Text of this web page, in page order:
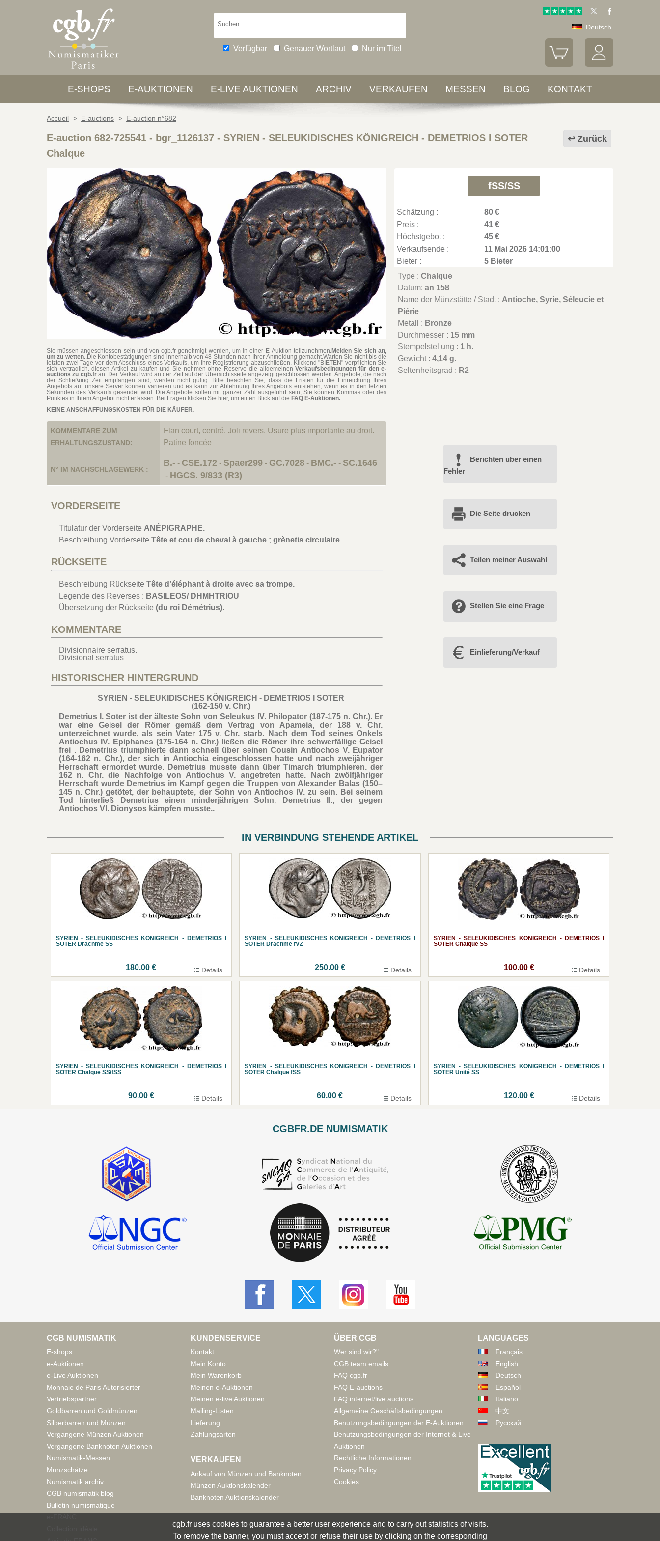
Verfügbar Genauer Wortlaut Nur im Titel
Deutsch
E-SHOPS E-AUKTIONEN E-LIVE AUKTIONEN ARCHIV VERKAUFEN MESSEN BLOG KONTAKT
Accueil > E-auctions > E-auction n°682
Zurück
E-auction 682-725541 - bgr_1126137 - SYRIEN - SELEUKIDISCHES KÖNIGREICH - DEMETRIOS I SOTER
Chalque
Sie müssen angeschlossen sein und von cgb.fr genehmigt werden, um in einer E-Auktion teilzunehmen. Melden Sie sich an,
um zu wetten..Die Kontobestätigungen sind innerhalb von 48 Stunden nach Ihrer Anmeldung gemacht.Warten Sie nicht bis die
letzten zwei Tage vor dem Abschluss eines Verkaufs, um Ihre Registrierung abzuschließen. Klickend "BIETEN" verpflichten Sie
sich vertraglich, diesen Artikel zu kaufen und Sie nehmen ohne Reserve die allgemeinenVerkaufsbedingungen für den e-
auctions zu cgb.fran. Der Verkauf wird an der Zeit auf der Übersichtsseite angezeigt geschlossen werden. Angebote, die nach
der Schließung Zeit empfangen sind, werden nicht gültig. Bitte beachten Sie, dass die Fristen für die Einreichung Ihres
Angebots auf unsere Server können variieren und es kann zur Ablehnung Ihres Angebots entstehen, wenn es in den letzten
Sekunden des Verkaufs gesendet wird. Die Angebote sollen mit ganzer Zahl ausgeführt sein, Sie können Kommas oder des
Punktes in Ihrem Angebot nicht erfassen. Bei Fragen klicken Sie hier, um einen Blick auf die FAQ E-Auktionen.
KEINE ANSCHAFFUNGSKOSTEN FÜR DIE KÄUFER.
fSS/SS
Schätzung :
80 €
Preis :
41 €
Höchstgebot :
45 €
Verkaufsende :
11 Mai 2026 14:01:00
Bieter :
5 Bieter
Type :Chalque
Datum:an 158
Name der Münzstätte / Stadt : Antioche, Syrie, Séleucie et
Piérie
Metall : Bronze
Durchmesser : 15 mm
Stempelstellung : 1 h.
Gewicht :4,14 g.
Seltenheitsgrad : R2
KOMMENTARE ZUM
ERHALTUNGSZUSTAND:
Flan court, centré. Joli revers. Usure plus importante au droit.
Patine foncée
N° IM NACHSCHLAGEWERK :
B.- - CSE.172 - Spaer299 - GC.7028 - BMC.- - SC.1646
- HGCS. 9/833 (R3)
VORDERSEITE
Titulatur der Vorderseite ANÉPIGRAPHE.
Beschreibung Vorderseite Tête et cou de cheval à gauche ; grènetis circulaire.
RÜCKSEITE
Beschreibung Rückseite Tête d’éléphant à droite avec sa trompe.
Legende des Reverses : BASILEOS/ DHMHTRIOU
Übersetzung der Rückseite (du roi Démétrius).
KOMMENTARE
Divisionnaire serratus.
Divisional serratus
HISTORISCHER HINTERGRUND
SYRIEN - SELEUKIDISCHES KÖNIGREICH - DEMETRIOS I SOTER
(162-150 v. Chr.)
Demetrius I. Soter ist der älteste Sohn von Seleukus IV. Philopator (187-175 n. Chr.). Er
war eine Geisel der Römer gemäß dem Vertrag von Apameia, der 188 v. Chr.
unterzeichnet wurde, als sein Vater 175 v. Chr. starb. Nach dem Tod seines Onkels
Antiochus IV. Epiphanes (175-164 n. Chr.) ließen die Römer ihre schwerfällige Geisel
frei . Demetrius triumphierte dann schnell über seinen Cousin Antiochos V. Eupator
(164-162 n. Chr.), der sich in Antiochia eingeschlossen hatte und nach zweijähriger
Herrschaft ermordet wurde. Demetrius musste dann über Timarch triumphieren, der
162 n. Chr. die Nachfolge von Antiochus V. angetreten hatte. Nach zwölfjähriger
Herrschaft wurde Demetrius im Kampf gegen die Truppen von Alexander Balas (150–
145 n. Chr.) getötet, der behauptete, der Sohn von Antiochos IV. zu sein. Bei seinem
Tod hinterließ Demetrius einen minderjährigen Sohn, Demetrius II., der gegen
Antiochos VI. Dionysos kämpfen musste..
Berichten über einen
Fehler
Die Seite drucken
Teilen meiner Auswahl
Stellen Sie eine Frage
Einlieferung/Verkauf
IN VERBINDUNG STEHENDE ARTIKEL
SYRIEN - SELEUKIDISCHES KÖNIGREICH - DEMETRIOS I
SOTER Drachme SS
180.00 € Details
SYRIEN - SELEUKIDISCHES KÖNIGREICH - DEMETRIOS I
SOTER Drachme fVZ
250.00 € Details
SYRIEN - SELEUKIDISCHES KÖNIGREICH - DEMETRIOS I
SOTER Chalque SS
100.00 € Details
SYRIEN - SELEUKIDISCHES KÖNIGREICH - DEMETRIOS I
SOTER Chalque SS/fSS
90.00 € Details
SYRIEN - SELEUKIDISCHES KÖNIGREICH - DEMETRIOS I
SOTER Chalque fSS
60.00 € Details
SYRIEN - SELEUKIDISCHES KÖNIGREICH - DEMETRIOS I
SOTER Unité SS
120.00 € Details
CGBFR.DE NUMISMATIK
CGB NUMISMATIK
E-shops
e-Auktionen
e-Live Auktionen
Monnaie de Paris Autorisierter
Vertriebspartner
Goldbarren und Goldmünzen
Silberbarren und Münzen
Vergangene Münzen Auktionen
Vergangene Banknoten Auktionen
Numismatik-Messen
Münzschätze
Numismatik archiv
CGB numismatik blog
Bulletin numismatique
KUNDENSERVICE
Kontakt
Mein Konto
Mein Warenkorb
Meinen e-Auktionen
Meinen e-live Auktionen
Mailing-Listen
Lieferung
Zahlungsarten
VERKAUFEN
Ankauf von Münzen und Banknoten
Münzen Auktionskalender
Banknoten Auktionskalender
ÜBER CGB
Wer sind wir?"
CGB team emails
FAQ cgb.fr
FAQ E-auctions
FAQ internet/live auctions
Allgemeine Geschäftsbedingungen
Benutzungsbedingungen der E-Auktionen
Benutzungsbedingungen der Internet & Live
Auktionen
Rechtliche Informationen
Privacy Policy
Cookies
LANGUAGES
Français
English
Deutsch
Español
Italiano
中文
Русский
cgb.fr uses cookies to guarantee a better user experience and to carry out statistics of visits.
To remove the banner, you must accept or refuse their use by clicking on the corresponding